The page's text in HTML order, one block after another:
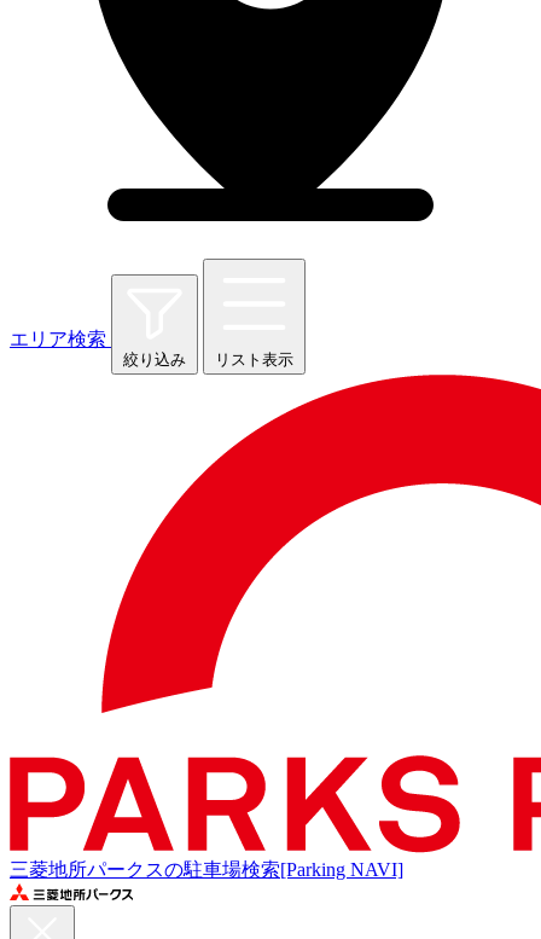
エリア検索
絞り込み リスト表示
三菱地所パークスの駐車場検索[Parking NAVI]